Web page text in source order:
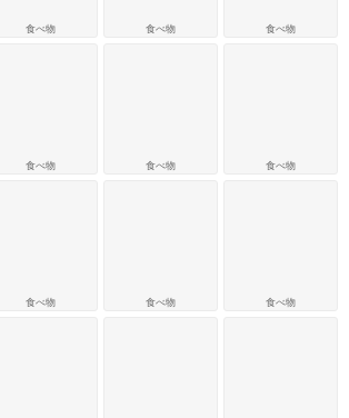
食べ物
食べ物
食べ物
食べ物
食べ物
食べ物
食べ物
食べ物
食べ物